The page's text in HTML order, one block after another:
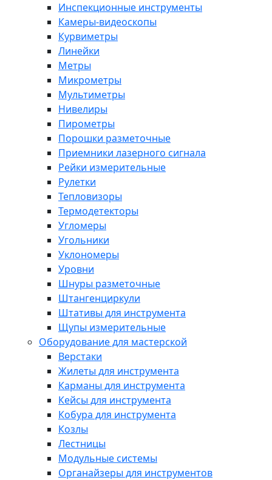
Инспекционные инструменты
Камеры-видеоскопы
Курвиметры
Линейки
Метры
Микрометры
Мультиметры
Нивелиры
Пирометры
Порошки разметочные
Приемники лазерного сигнала
Рейки измерительные
Рулетки
Тепловизоры
Термодетекторы
Угломеры
Угольники
Уклономеры
Уровни
Шнуры разметочные
Штангенциркули
Штативы для инструмента
Щупы измерительные
Оборудование для мастерской
Верстаки
Жилеты для инструмента
Карманы для инструмента
Кейсы для инструмента
Кобура для инструмента
Козлы
Лестницы
Модульные системы
Органайзеры для инструментов